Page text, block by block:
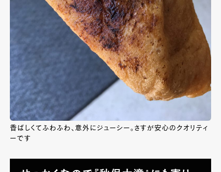
香ばしくてふわふわ、意外にジューシー。さすが安心のクオリティ
ーです